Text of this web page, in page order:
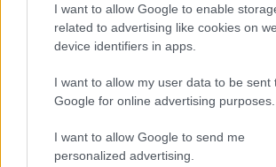
I want to allow Google to enable
related to advertising like cookies on
device identifiers in apps.
I want to allow my user data to be sent
Google for online advertising purposes.
I want to allow Google to send me
personalized advertising.
Condividi l'articolo
F
a
ce
b
T
w
te
Pi
n
re
W
h
s
h
a
re
Prossimo articolo